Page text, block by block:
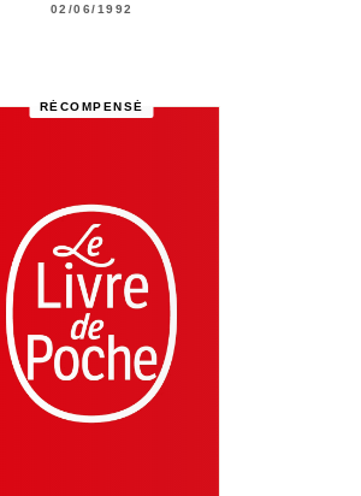
02/06/1992
RÉCOMPENSÉ